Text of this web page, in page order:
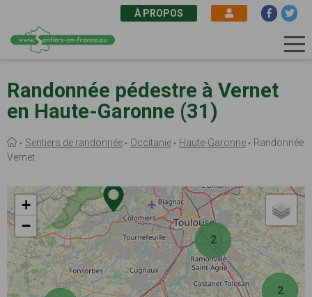
au
contenu
principal
À PROPOS
Randonnée pédestre à Vernet
en Haute-Garonne (31)
Fil
d'Ariane
Sentiers de randonnée Occitanie Haute-Garonne
Randonnée
Vernet
2
2
+
−